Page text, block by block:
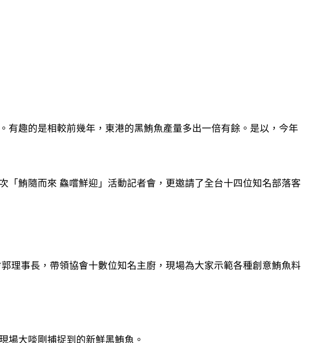
趣的是相較前幾年，東港的黑鮪魚產量多出一倍有餘。是以，今年
鮪隨而來 鱻嚐鮮迎」活動記者會，更邀請了全台十四位知名部落客
理事長，帶領協會十數位知名主廚，現場為大家示範各種創意鮪魚料
場大啖剛捕捉到的新鮮黑鮪魚。